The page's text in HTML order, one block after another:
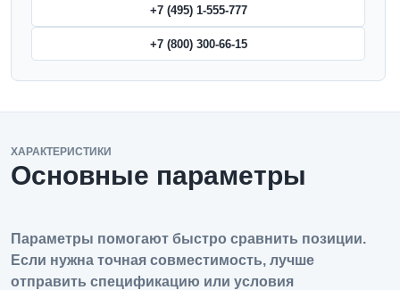
+7 (495) 1-555-777
+7 (800) 300-66-15
ХАРАКТЕРИСТИКИ
Основные параметры
Параметры помогают быстро сравнить позиции.
Если нужна точная совместимость, лучше
отправить спецификацию или условия